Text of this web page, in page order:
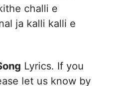
challi e
ja kalli kalli e
Lyrics. If you
let us know by